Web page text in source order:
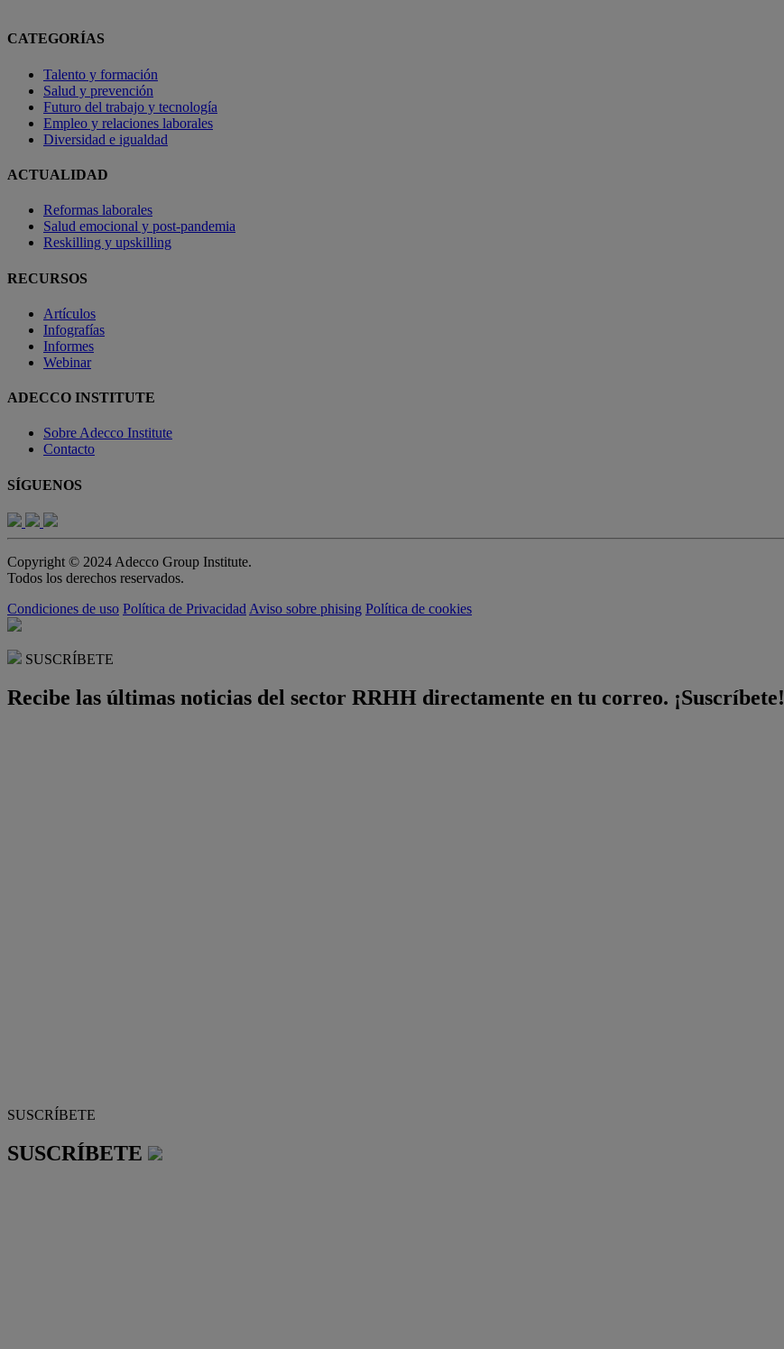
CATEGORÍAS
Talento y formación
Salud y prevención
Futuro del trabajo y tecnología
Empleo y relaciones laborales
Diversidad e igualdad
ACTUALIDAD
Reformas laborales
Salud emocional y post-pandemia
Reskilling y upskilling
RECURSOS
Artículos
Infografías
Informes
Webinar
ADECCO INSTITUTE
Sobre Adecco Institute
Contacto
SÍGUENOS
Copyright © 2024 Adecco Group Institute.
Todos los derechos reservados.
Condiciones de uso Política de Privacidad Aviso sobre phising Política de cookies
SUSCRÍBETE
Recibe las últimas noticias del sector RRHH directamente en tu correo. ¡Suscríbete!
SUSCRÍBETE
SUSCRÍBETE